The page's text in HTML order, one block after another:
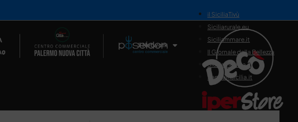
Il Network
il SiciliaTivù
Siciliarurale.eu
Siciliammare.it
Il Giornale della Bellezza
Siciliamedica.it
Sanitainsicilia.it